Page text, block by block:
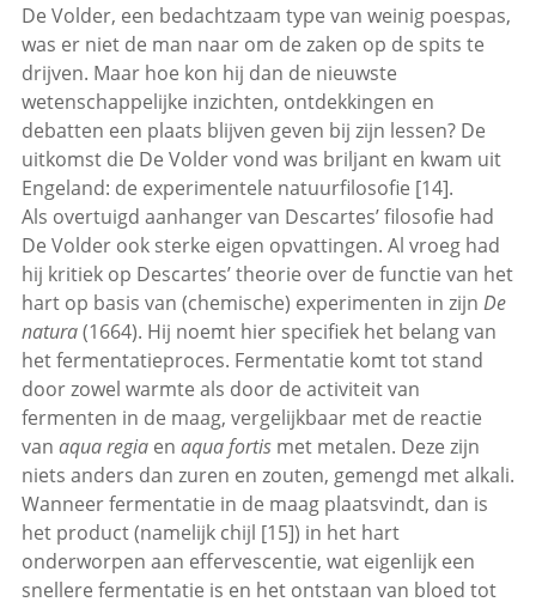
De Volder, een bedachtzaam type van weinig poespas,
was er niet de man naar om de zaken op de spits te
drijven. Maar hoe kon hij dan de nieuwste
wetenschappelijke inzichten, ontdekkingen en
debatten een plaats blijven geven bij zijn lessen? De
uitkomst die De Volder vond was briljant en kwam uit
Engeland: de experimentele natuurfilosofie [14].
Als overtuigd aanhanger van Descartes’ filosofie had
De Volder ook sterke eigen opvattingen. Al vroeg had
hij kritiek op Descartes’ theorie over de functie van het
hart op basis van (chemische) experimenten in zijn De
natura(1664). Hij noemt hier specifiek het belang van
het fermentatieproces. Fermentatie komt tot stand
door zowel warmte als door de activiteit van
fermenten in de maag, vergelijkbaar met de reactie
van aqua regiaen aqua fortismet metalen. Deze zijn
niets anders dan zuren en zouten, gemengd met alkali.
Wanneer fermentatie in de maag plaatsvindt, dan is
het product (namelijk chijl [15]) in het hart
onderworpen aan effervescentie, wat eigenlijk een
snellere fermentatie is en het ontstaan van bloed tot